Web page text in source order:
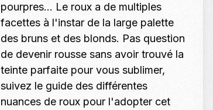
pourpres... Le roux a de multiples
facettes à l'instar de la large palette
des bruns et des blonds. Pas question
de devenir rousse sans avoir trouvé la
teinte parfaite pour vous sublimer,
suivez le guide des différentes
nuances de roux pour l'adopter cet